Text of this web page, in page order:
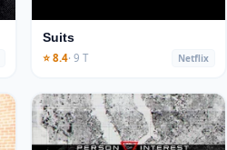
Suits
⭐ 8.4· 9 T Netflix